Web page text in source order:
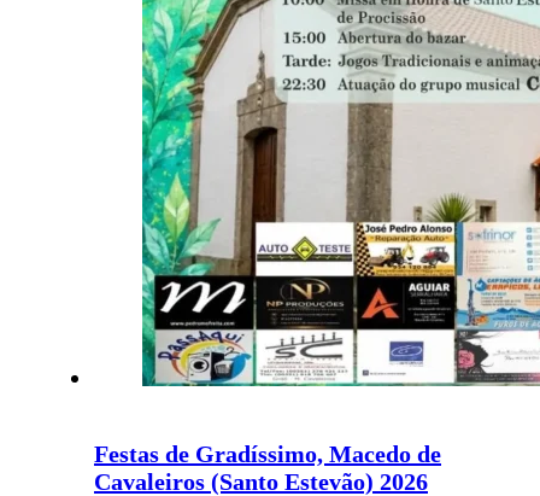
Festas de Gradíssimo, Macedo de
Cavaleiros (Santo Estevão) 2026